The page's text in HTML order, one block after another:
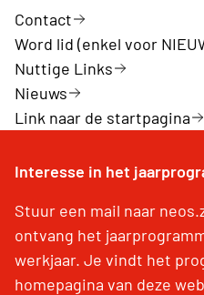
Contact
Word lid (enkel voor
Nuttige Links
Nieuws
Link naar de startpagina
Interesse in het
Stuur een mail naar
ontvang het
werkjaar. Je vindt het
homepagina van deze